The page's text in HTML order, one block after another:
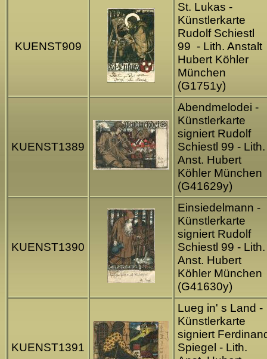
KUENST909
St. Lukas -
Künstlerkarte
Rudolf Schiestl
99 - Lith. Anstalt
Hubert Köhler
München
(G1751y)
KUENST1389
Abendmelodei -
Künstlerkarte
signiert Rudolf
Schiestl 99 - Lith.
Anst. Hubert
Köhler München
(G41629y)
KUENST1390
Einsiedelmann -
Künstlerkarte
signiert Rudolf
Schiestl 99 - Lith.
Anst. Hubert
Köhler München
(G41630y)
KUENST1391
Lueg in' s Land -
Künstlerkarte
signiert
Spiegel - Lith.